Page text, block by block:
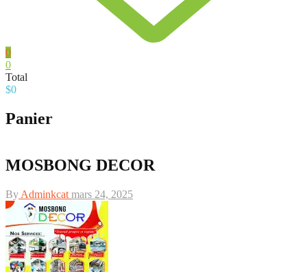
0
0
Total
$0
Panier
MOSBONG DECOR
By Adminkcat mars 24, 2025